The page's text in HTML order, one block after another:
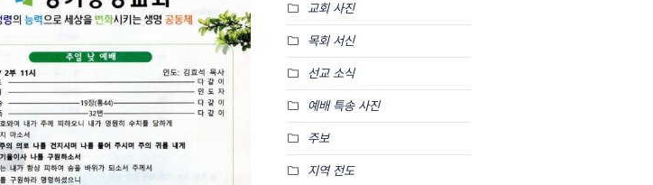
교회 사진
목회 서신
선교 소식
예배 특송 사진
주보
지역 전도